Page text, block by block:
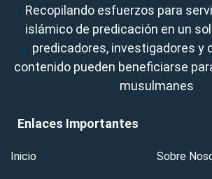
Recopilando esfuerzos para
islámico de predicación en un
predicadores, investigadores y
contenido pueden beneficiarse
musulmanes
Enlaces Importantes
Inicio Sobre